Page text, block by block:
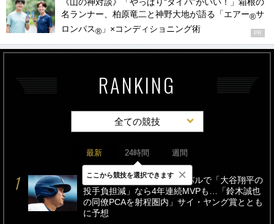
《山の神対談》「やっぱり“タイパ”がいい！」箱根の
名ランナー、柏原竜二と神野大地が語る「エアー®サ
ロンパス® 」×コンディショニング術 PR
RANKING
全ての競技
最新 24時間 週間
ドジャース電撃加入スクーバルで「大谷翔平の
投手負担減」なら4年連続MVPも…「鈴木誠也
の同僚PCAを射程圏内」サイ・ヤング賞ととも
に予想
ここから競技を選択できます ×